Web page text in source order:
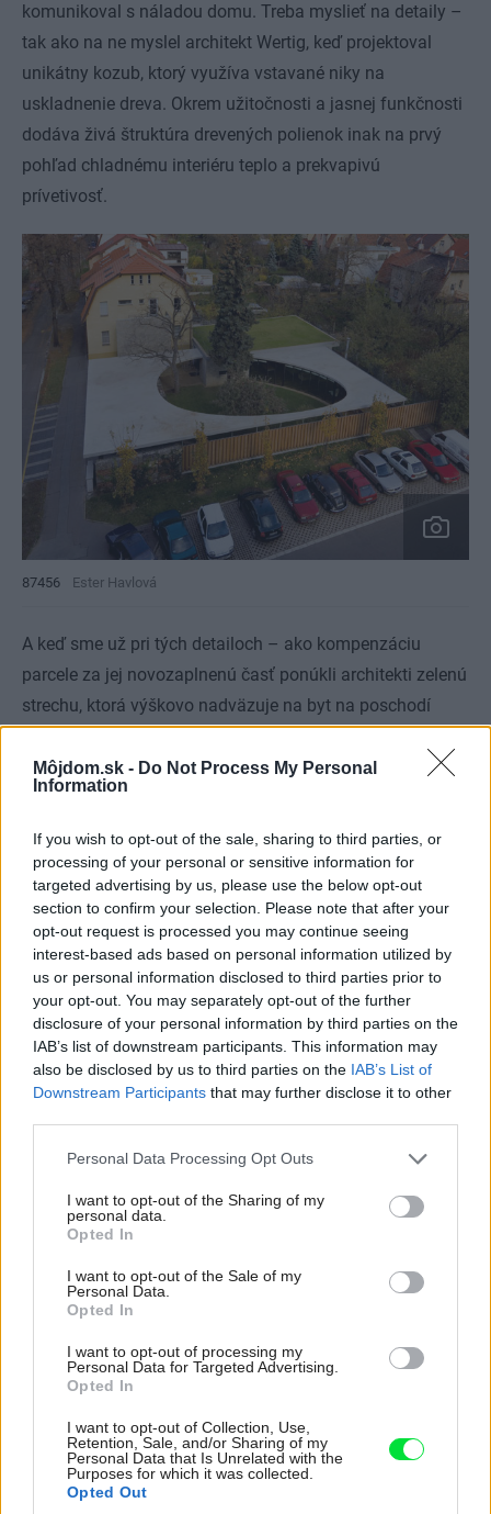
Môjdom.sk - Do Not Process My Personal
Information
If you wish to opt-out of the sale, sharing to third parties, or
processing of your personal or sensitive information for
targeted advertising by us, please use the below opt-out
section to confirm your selection. Please note that after your
opt-out request is processed you may continue seeing
interest-based ads based on personal information utilized by
us or personal information disclosed to third parties prior to
your opt-out. You may separately opt-out of the further
disclosure of your personal information by third parties on the
IAB’s list of downstream participants. This information may
also be disclosed by us to third parties on the IAB’s List of
Downstream Participants that may further disclose it to other
Please note that this website/app uses one or more Google
not limited to your visit or usage behaviour. You may click to
grant or deny consent to Google and its third-party tags to
use your data for below specified purposes in below Google
consent section.
Personal Data Processing Opt Outs
I want to opt-out of the Sharing of my
personal data.
Opted In
I want to opt-out of the Sale of my
Personal Data.
Opted In
I want to opt-out of processing my
Personal Data for Targeted Advertising.
Opted In
I want to opt-out of Collection, Use,
Retention, Sale, and/or Sharing of my
Personal Data that Is Unrelated with the
Purposes for which it was collected.
Opted Out
komunikoval s náladou domu. Treba myslieť na detaily –
tak ako na ne myslel architekt Wertig, keď projektoval
unikátny kozub, ktorý využíva vstavané niky na
uskladnenie dreva. Okrem užitočnosti a jasnej funkčnosti
dodáva živá štruktúra drevených polienok inak na prvý
pohľad chladnému interiéru teplo a prekvapivú
prívetivosť.
87456 Ester Havlová
A keď sme už pri tých detailoch – ako kompenzáciu
parcele za jej novozaplnenú časť ponúkli architekti zelenú
strechu, ktorá výškovo nadväzuje na byt na poschodí
vyliahlo na veľkomestskom predmestí a už priamo vo
svojom názve naznačuje značnú dávku sebavedomia, si
svoju hrdosť plne zaslúži. Unikátny dom výnimočnej
kvality znesie skutočne prísne kritériá.
Dom Eggo
prístavba k existujúcemu domu
autori:A69 – architekti/Boris Redčenkov, Prokop
Tomášek, Jaroslav Wertig
statika:Němec Polák, spol. s r. o.
realizácia:2006
zastavaná plocha:214,7 m
Tagy: návšteva rodinný dom